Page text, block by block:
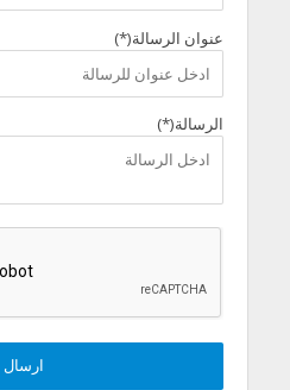
عنوان الرسالة(*)
الرسالة(*)